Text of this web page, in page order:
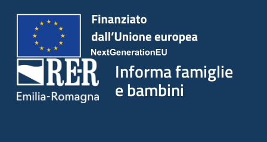
Informa famiglie
e bambini